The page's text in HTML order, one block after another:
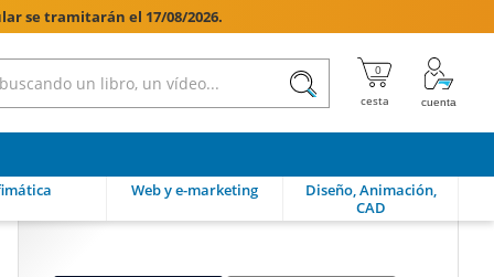
se tramitarán el 17/08/2026.

Web y e-marketing
Diseño, Animación,
CAD